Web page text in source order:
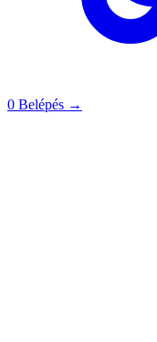
0 Belépés →